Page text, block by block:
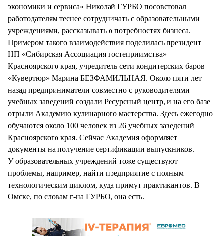
экономики и сервиса» Николай ГУРБО посоветовал
работодателям теснее сотрудничать с образовательными
учреждениями, рассказывать о потребностях бизнеса.
Примером такого взаимодействия поделилась президент
НП «Сибирская Ассоциация гостеприимства»
Красноярского края, учредитель сети кондитерских баров
«Кувертюр» Марина БЕЗФАМИЛЬНАЯ. Около пяти лет
назад предприниматели совместно с руководителями
учебных заведений создали Ресурсный центр, и на его базе
отрыли Академию кулинарного мастерства. Здесь ежегодно
обучаются около 100 человек из 26 учебных заведений
Красноярского края. Сейчас Академия оформляет
документы на получение сертификации выпускников.
У образовательных учреждений тоже существуют
проблемы, например, найти предприятие с полным
технологическим циклом, куда примут практикантов. В
Омске, по словам г-на ГУРБО, она есть.